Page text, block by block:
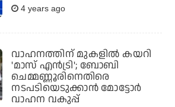
4 years ago
വാഹനത്തിന് മുകളില്‍ കയറി
'മാസ് എന്‍ട്രി'; ബോബി
ചെമ്മണ്ണൂരിനെതിരെ
നടപടിയെടുക്കാന്‍ മോട്ടോര്‍
വാഹന വകുപ്പ്